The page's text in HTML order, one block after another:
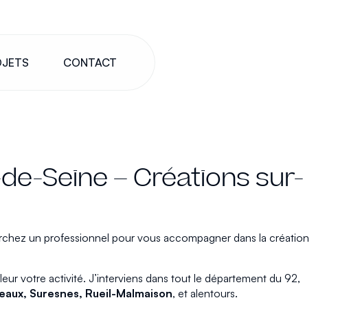
CONTACT
Seine – Créations sur-
un professionnel pour vous accompagner dans la création
votre activité. J’interviens dans tout le département du 92,
Suresnes, Rueil-Malmaison, et alentours.